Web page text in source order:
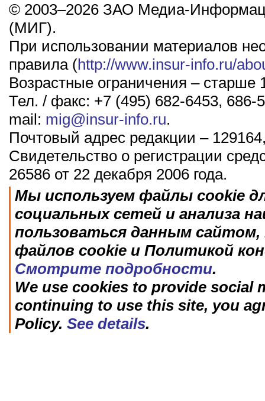
© 2003–2026 ЗАО Медиа-
(МИГ).
При использовании материалов
правила (http://www.insur-info.ru/
Возрастные ограничения – старше
Тел. / факс: +7 (495) 682-6453, 686-
mail: mig@insur-info.ru.
Почтовый адрес редакции –
Свидетельство о регистрации
26586 от 22 декабря 2006 года.
Мы используем файлы cookie
социальных сетей и анализа
пользоваться данным
файлов cookie и Политикой
Смотрите подробности.
We use cookies to provide social
continuing to use this site, you
Policy. See details.